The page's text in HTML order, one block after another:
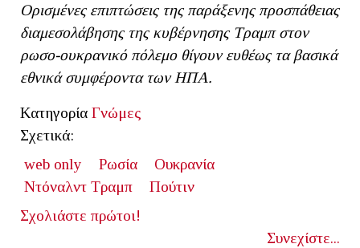
Ορισμένες επιπτώσεις της παράξενης προσπάθειας
διαμεσολάβησης της κυβέρνησης Τραμπ στον
ρωσο-ουκρανικό πόλεμο θίγουν ευθέως τα βασικά
εθνικά συμφέροντα των ΗΠΑ.
Κατηγορία Γνώμες
Σχετικά:
web only
Ρωσία
Ουκρανία
Ντόναλντ Τραμπ
Πούτιν
Σχολιάστε πρώτοι!
Συνεχίστε...